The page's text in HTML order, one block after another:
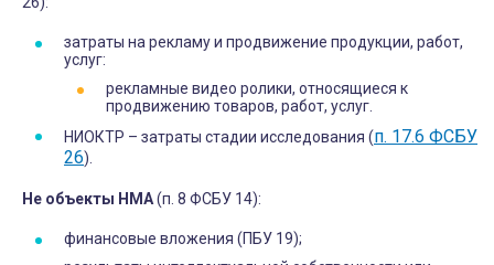
затраты на рекламу и продвижение продукции, работ,
услуг:
рекламные видео ролики, относящиеся к
продвижению товаров, работ, услуг.
НИОКТР – затраты стадии исследования (п. 17.6 ФСБУ
26).
Не объекты НМА(п. 8 ФСБУ 14):
финансовые вложения (ПБУ 19);